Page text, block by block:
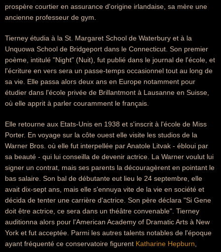
prospère courtier en assurance d'origine irlandaise, sa mère une
ancienne professeur de gym.
Tierney étudia à la St. Margaret School de Waterbury et à la
Unquowa School de Bridgeport dans le Connecticut. Son premier
poème, intitulé "Night" (Nuit), fut publié dans le journal de l'école, et
l'écriture en vers sera un passe-temps occasionnel tout au long de
sa vie. Elle passa alors deux ans en Europe notamment pour
étudier dans l'école privée de Brillantmont à Lausanne en Suisse,
où elle apprit à parler couramment le français.
Elle retourne aux Etats-Unis en 1938 et s'inscrit à l'école de Miss
Porter. En voyage sur la côte ouest elle visite les studios de la
Warner Bros. où elle fut interpellée par Anatole Litvak - ébloui par
sa beauté - qui lui conseilla de devenir actrice. La Warner voulut lui
signer un contrat, mais ses parents la découragèrent en pointant le
bas salaire. Son bal de débutante eut lieu le 24 septembre, elle
avait dix-sept ans, mais elle s'ennuya vite de la vie en société et
décida de tenter une carrière d'actrice. Son père déclara "Si Gene
doit être actrice, ce sera dans un théâtre convenable". Tierney
auditionna alors pour l'American Academy of Dramatic Arts à New
York et fut acceptée. Parmi les autres talents notables de l'époque
ayant fréquenté ce conservatoire figurent Katharine Hepburn